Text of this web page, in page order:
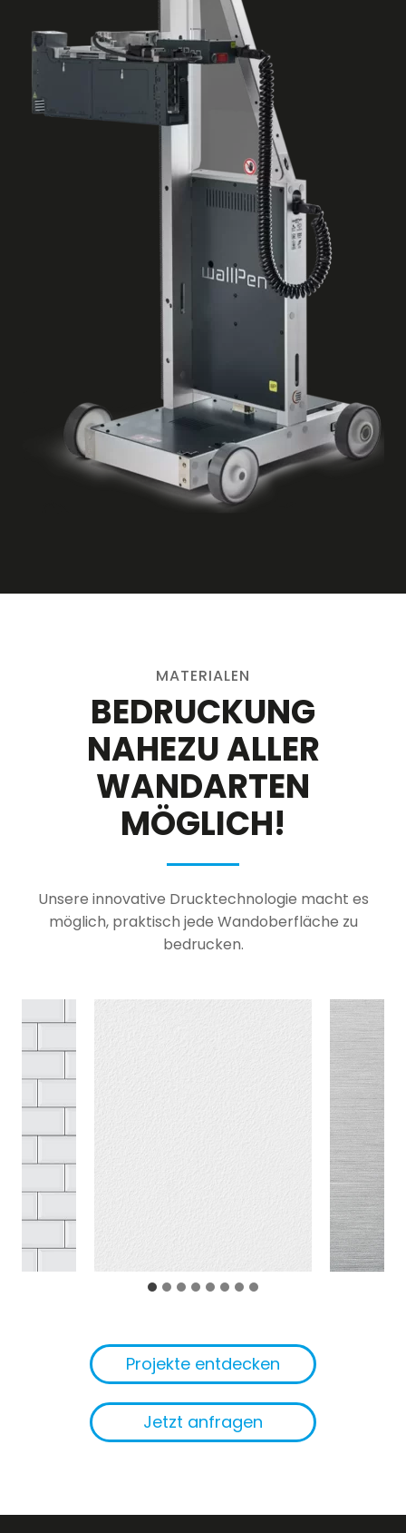
MATERIALEN
BEDRUCKUNG
NAHEZU ALLER
WANDARTEN
MÖGLICH!
Unsere innovative Drucktechnologie macht es
möglich, praktisch jede Wandoberfläche zu
bedrucken.
Projekte entdecken
Jetzt anfragen